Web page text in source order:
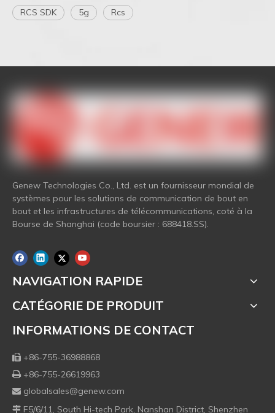
RCS SDK
5g Rcs
Genew Technologies Co., Ltd. est un fournisseur mondial de
systèmes pour les solutions de communication de bout en
bout et les infrastructures de télécommunications, coté à la
Bourse de Shanghai (code boursier : 688418.SS).
NAVIGATION RAPIDE
CATÉGORIE DE PRODUIT
INFORMATIONS DE CONTACT
 +86-755-36988868
 +86-755-26619963
 globalsales@genew.com
 F5/6/11, South Hi-tech Park, Nanshan District, Shenzhen